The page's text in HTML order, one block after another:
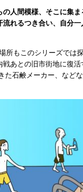
人間模様、そこに集
れるつき合い、自分
所もこのシリーズでは
あとの旧市街地に復
石鹸メーカー、など